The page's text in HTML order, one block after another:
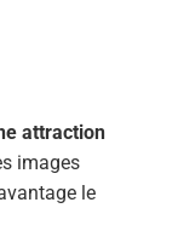
attraction
images
le